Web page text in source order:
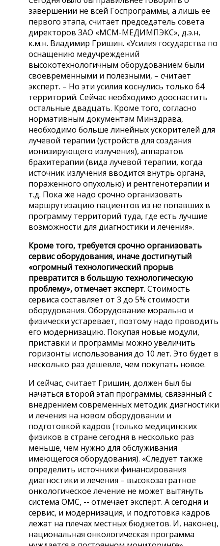
завершении не всей Госпрограммы, а лишь ее
первого этапа, считает председатель совета
директоров ЗАО «МСМ-МЕДИМПЭКС», д.э.н,
к.м.н. Владимир Гришин. «Усилия государства по
оснащению медучреждений
высокотехнологичным оборудованием были
своевременными и полезными, – считает
эксперт. – Но эти усилия коснулись только 64
территорий. Сейчас необходимо дооснастить
остальные двадцать. Кроме того, согласно
нормативным документам Минздрава,
необходимо больше линейных ускорителей для
лучевой терапии (устройств для создания
ионизирующего излучения), аппаратов
брахитерапии (вида лучевой терапии, когда
источник излучения вводится внутрь органа,
пораженного опухолью) и рентгенотерапии и
т.д. Пока же надо срочно организовать
маршрутизацию пациентов из не попавших в
программу территорий туда, где есть лучшие
возможности для диагностики и лечения».
Кроме того, требуется срочно организовать
сервис оборудования, иначе достигнутый
«огромный технологический прорыв
превратится в большую технологическую
проблему», отмечает эксперт. Стоимость
сервиса составляет от 3 до 5% стоимости
оборудования. Оборудование морально и
физически устаревает, поэтому надо проводить
его модернизацию. Покупая новые модули,
приставки и программы можно увеличить
горизонты использования до 10 лет. Это будет в
несколько раз дешевле, чем покупать новое.
И сейчас, считает Гришин, должен был бы
начаться второй этап программы, связанный с
внедрением современных методик диагностики
и лечения на новом оборудовании и
подготовкой кадров (только медицинских
физиков в стране сегодня в несколько раз
меньше, чем нужно для обслуживания
имеющегося оборудования). «Следует также
определить источники финансирования
диагностики и лечения – высокозатратное
онкологическое лечение не может вытянуть
система ОМС, -- отмечает эксперт. А сегодня и
сервис, и модернизация, и подготовка кадров
лежат на плечах местных бюджетов. И, наконец,
национальная онкологическая программа